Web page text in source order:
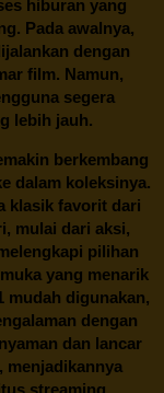
hiburan yang
Pada awalnya,
dengan
film. Namun,
segera
lebih jauh.
berkembang
dalam koleksinya.
klasik favorit dari
mulai dari aksi,
pilihan
yang menarik
mudah digunakan,
dengan
dan lancar
menjadikannya
streaming.